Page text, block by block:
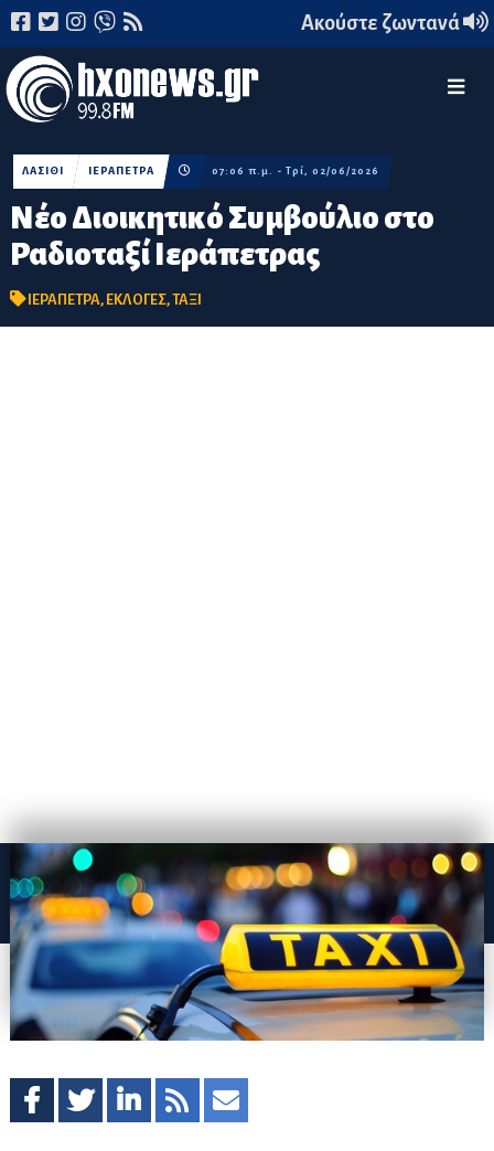
Ακούστε ζωντανά
Νέο Διοικητικό Συμβούλιο στο
Ραδιοταξί Ιεράπετρας
ΛΑΣΙΘΙ ΙΕΡΑΠΕΤΡΑ 07:06 π.μ. - Τρί, 02/06/2026
ΙΕΡΑΠΕΤΡΑ, ΕΚΛΟΓΕΣ,ΤΑΞΙ